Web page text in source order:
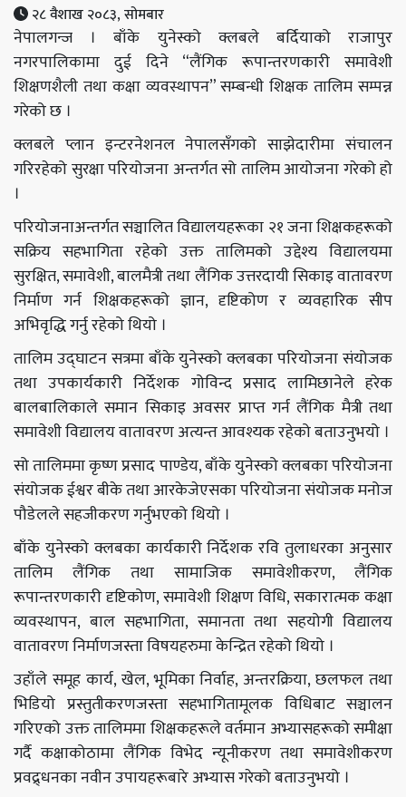
२८ वैशाख २०८३, सोमबार
नेपालगन्ज । बाँके युनेस्को क्लबले बर्दियाको राजापुर
नगरपालिकामा दुई दिने “लैंगिक रूपान्तरणकारी समावेशी
शिक्षणशैली तथा कक्षा व्यवस्थापन” सम्बन्धी शिक्षक तालिम सम्पन्न
गरेको छ ।
क्लबले प्लान इन्टरनेशनल नेपालसँगको साझेदारीमा संचालन
गरिरहेको सुरक्षा परियोजना अन्तर्गत सो तालिम आयोजना गरेको हो
।
परियोजनाअन्तर्गत सञ्चालित विद्यालयहरूका २१ जना शिक्षकहरूको
सक्रिय सहभागिता रहेको उक्त तालिमको उद्देश्य विद्यालयमा
सुरक्षित, समावेशी, बालमैत्री तथा लैंगिक उत्तरदायी सिकाइ वातावरण
निर्माण गर्न शिक्षकहरूको ज्ञान, दृष्टिकोण र व्यवहारिक सीप
अभिवृद्धि गर्नु रहेको थियो ।
तालिम उद्घाटन सत्रमा बाँके युनेस्को क्लबका परियोजना संयोजक
तथा उपकार्यकारी निर्देशक गोविन्द प्रसाद लामिछानेले हरेक
बालबालिकाले समान सिकाइ अवसर प्राप्त गर्न लैंगिक मैत्री तथा
समावेशी विद्यालय वातावरण अत्यन्त आवश्यक रहेको बताउनुभयो ।
सो तालिममा कृष्ण प्रसाद पाण्डेय, बाँके युनेस्को क्लबका परियोजना
संयोजक ईश्वर बीके तथा आरकेजेएसका परियोजना संयोजक मनोज
पौडेलले सहजीकरण गर्नुभएको थियो ।
बाँके युनेस्को क्लबका कार्यकारी निर्देशक रवि तुलाधरका अनुसार
तालिम लैंगिक तथा सामाजिक समावेशीकरण, लैंगिक
रूपान्तरणकारी दृष्टिकोण, समावेशी शिक्षण विधि, सकारात्मक कक्षा
व्यवस्थापन, बाल सहभागिता, समानता तथा सहयोगी विद्यालय
वातावरण निर्माणजस्ता विषयहरुमा केन्द्रित रहेको थियो ।
उहाँले समूह कार्य, खेल, भूमिका निर्वाह, अन्तरक्रिया, छलफल तथा
भिडियो प्रस्तुतीकरणजस्ता सहभागितामूलक विधिबाट सञ्चालन
गरिएको उक्त तालिममा शिक्षकहरूले वर्तमान अभ्यासहरूको समीक्षा
गर्दै कक्षाकोठामा लैंगिक विभेद न्यूनीकरण तथा समावेशीकरण
प्रवद्र्धनका नवीन उपायहरूबारे अभ्यास गरेको बताउनुभयो ।